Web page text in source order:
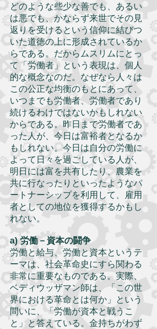
どのような些少な善でも、あるい
は悪でも、かならず来世でその見
返りを受けるという信仰に結びつ
いた道徳の上に形成されているか
らである。だからムスリムにとっ
て「労働者」という表現は、個人
的な概念なのだ。なぜなら人々は
この公正な均衡のもとにあって、
いつまでも労働者、労働者であり
続けるわけではないかもしれない
からである。昨日まで労働者であ
った人が、今日は富裕者となるか
もしれない。今日は自分の労働に
よって日々を過ごしている人が、
明日には富を共有したり、農業を
共に行なったりといったようなパ
ートナーシップを利用して、雇用
者としての地位を獲得するかもし
れない。
a) 労働－資本の闘争
労働と給与、労働と資本というテ
ーマは、社会革命史にすら関わる
非常に重要なものである。実際、
ベディウッザマン師は、「この世
界における革命とは何か」という
問いに、「労働が資本と戦うこ
と」と答えている。金持ちがわず